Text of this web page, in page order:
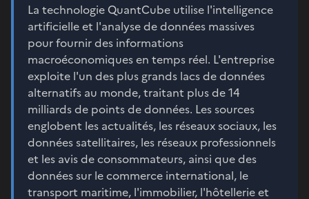
La technologie QuantCube utilise l'intelligence
artificielle et l'analyse de données massives
pour fournir des informations
macroéconomiques en temps réel. L'entreprise
exploite l'un des plus grands lacs de données
alternatifs au monde, traitant plus de 14
milliards de points de données. Les sources
englobent les actualités, les réseaux sociaux, les
données satellitaires, les réseaux professionnels
et les avis de consommateurs, ainsi que des
données sur le commerce international, le
transport maritime, l'immobilier, l'hôtellerie et